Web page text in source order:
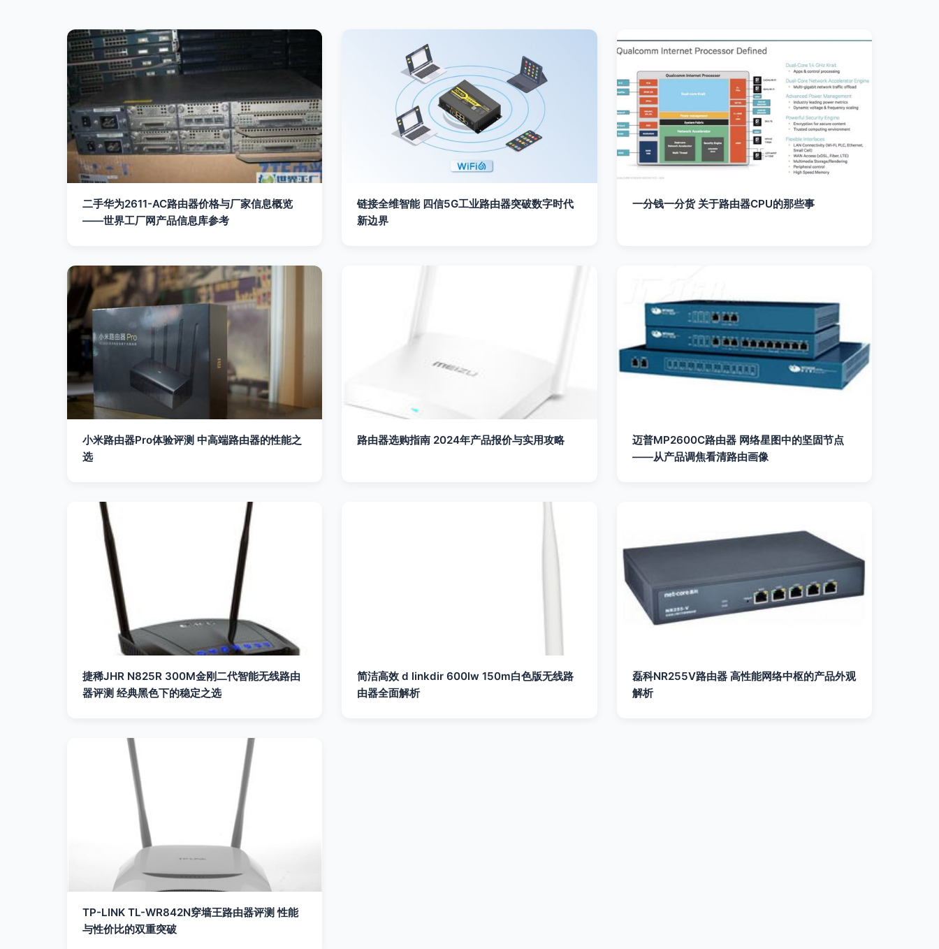
二手华为2611-AC路由器价格与厂家信息概览
——世界工厂网产品信息库参考
链接全维智能 四信5G工业路由器突破数字时代
新边界
一分钱一分货 关于路由器CPU的那些事
小米路由器Pro体验评测 中高端路由器的性能之
选
路由器选购指南 2024年产品报价与实用攻略
迈普MP2600C路由器 网络星图中的坚固节点
——从产品调焦看清路由画像
捷稀JHR N825R 300M金刚二代智能无线路由
器评测 经典黑色下的稳定之选
简洁高效 d linkdir 600lw 150m白色版无线路
由器全面解析
磊科NR255V路由器 高性能网络中枢的产品外观
解析
TP-LINK TL-WR842N穿墙王路由器评测 性能
与性价比的双重突破